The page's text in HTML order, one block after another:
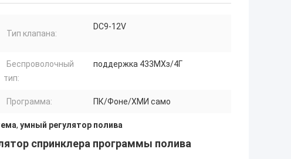
Тип клапана:
DC9-12V
Беспроволочный
тип:
поддержка 433МХз/4Г
Программа: ПК/Фоне/ХМИ само
, умный регулятор полива
спринклера программы полива